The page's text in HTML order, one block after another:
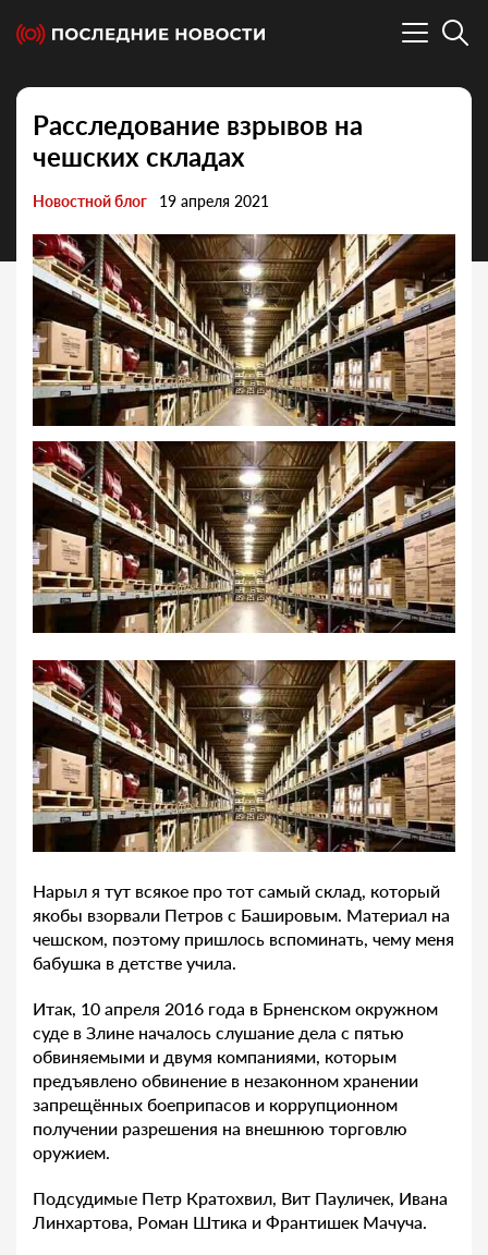
Расследование взрывов на
чешских складах
Новостной блог 19 апреля 2021
Нарыл я тут всякое про тот самый склад, который
якобы взорвали Петров с Башировым. Материал на
чешском, поэтому пришлось вспоминать, чему меня
бабушка в детстве учила.
Итак, 10 апреля 2016 года в Брненском окружном
суде в Злине началось слушание дела с пятью
обвиняемыми и двумя компаниями, которым
предъявлено обвинение в незаконном хранении
запрещённых боеприпасов и коррупционном
получении разрешения на внешнюю торговлю
оружием.
Подсудимые Петр Кратохвил, Вит Пауличек, Ивана
Линхартова, Роман Штика и Франтишек Мачуча.